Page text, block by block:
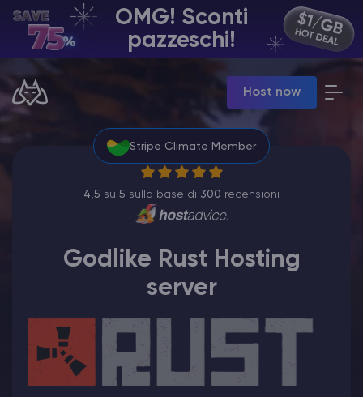
OMG! Sconti
pazzeschi!
Host now
IT | USD
Manage your servers & payments
Manage game server
VPS Panel
Manage VPS server
Affiliate panel
Manage affiliates
Hytale Hosting 50% OFF
Stripe Climate Member
4,5 su 5 sulla base di 300 recensioni
Godlike Rust Hosting
server